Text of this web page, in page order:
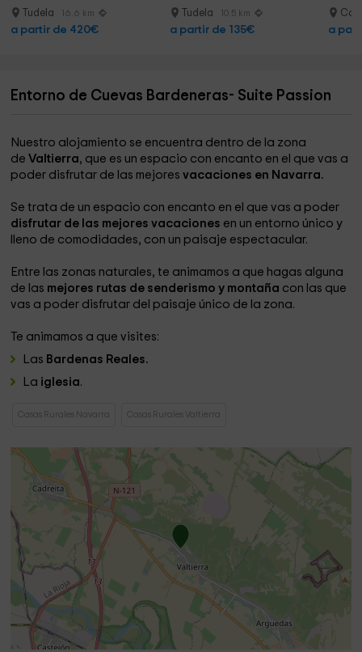
Tudela 16.6 km
a partir de 420€
Tudela 10.5 km
a partir de 135€ a
Entorno de Cuevas Bardeneras- Suite Passion
Nuestro alojamiento se encuentra dentro de la zona
deValtierra, que es un espacio con encanto en el que vas a
poder disfrutar de las mejores vacaciones en Navarra.
Se trata de un espacio con encanto en el que vas a poder
disfrutar de las mejores vacaciones en un entorno único y
lleno de comodidades, con un paisaje espectacular.
Entre las zonas naturales, te animamos a que hagas alguna
de las mejores rutas de senderismo y montaña con las que
vas a poder disfrutar del paisaje único de la zona.
Te animamos a que visites:
Las Bardenas Reales.
La iglesia.
Casas Rurales Navarra Casas Rurales Valtierra